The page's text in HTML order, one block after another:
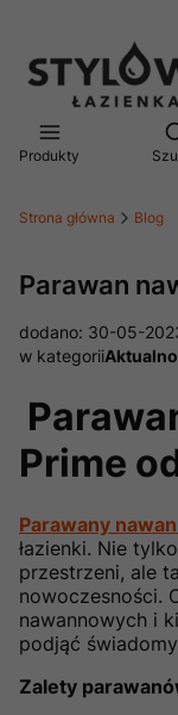
Produkty
Strona główna Blog
Parawan
dodano: 30-05-
w kategorii
Prime
Parawany
łazienki. Nie
przestrzeni, ale
nowoczesności.
nawannowych i
podjąć
Zalety